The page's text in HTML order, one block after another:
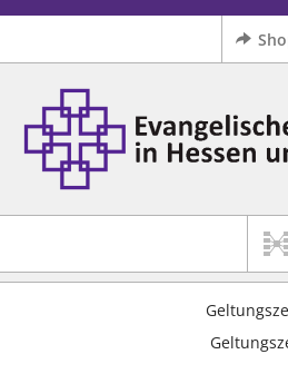
auch: "Pfarrerinitiative" oder
Hilfe.
Logo Ev. Kirche in Hessen und Nassau